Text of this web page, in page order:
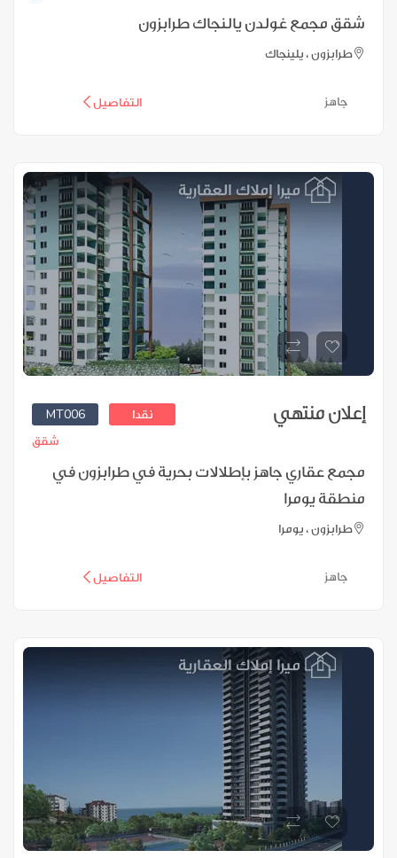
شقق مجمع غولدن يالنجاك طرابزون
طرابزون ، يلينجاك
التفاصيل
MT006 نقدا إعلان منتهي
شقق
مجمع عقاري جاهز بإطلالات بحرية في طرابزون في
منطقة يومرا
طرابزون ، يومرا
التفاصيل